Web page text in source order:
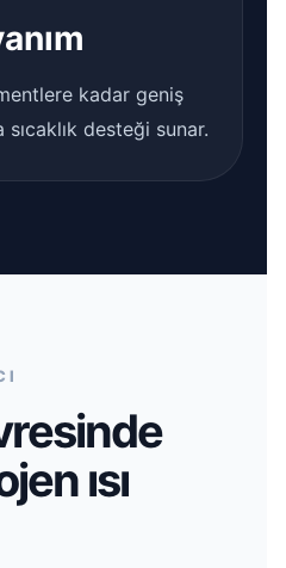
kadar geniş
sıcaklık desteği sunar.
ısı